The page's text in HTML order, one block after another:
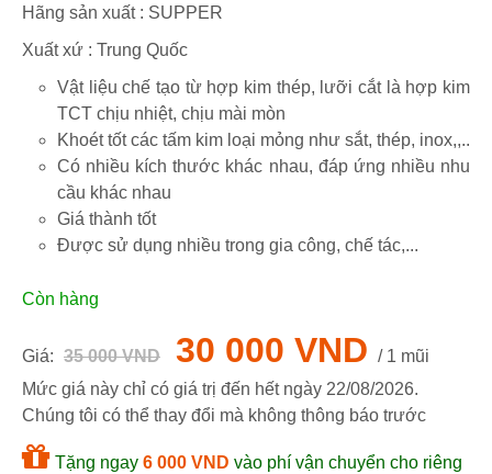
Hãng sản xuất : SUPPER
Xuất xứ : Trung Quốc
Vật liệu chế tạo từ hợp kim thép, lưỡi cắt là hợp kim
TCT chịu nhiệt, chịu mài mòn
Khoét tốt các tấm kim loại mỏng như sắt, thép, inox,,..
Có nhiều kích thước khác nhau, đáp ứng nhiều nhu
cầu khác nhau
Giá thành tốt
Được sử dụng nhiều trong gia công, chế tác,...
Còn hàng
Giá: 35 000 VND 30 000 VND / 1 mũi
Mức giá này chỉ có giá trị đến hết ngày 22/08/2026.
Chúng tôi có thể thay đổi mà không thông báo trước
Tặng ngay 6 000 VND vào phí vận chuyển cho riêng